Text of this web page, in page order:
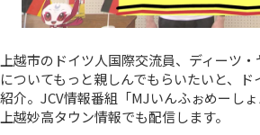
上越市のドイツ人国際交流員、ディーツ
についてもっと親しんでもらいたいと、
紹介。JCV情報番組「MJいんふぉめーし
上越妙高タウン情報でも配信します。